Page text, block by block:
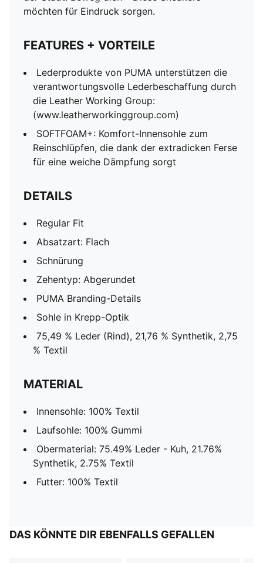
möchten für Eindruck sorgen.
FEATURES + VORTEILE
Lederprodukte von PUMA unterstützen die
verantwortungsvolle Lederbeschaffung durch
die Leather Working Group:
(www.leatherworkinggroup.com)
SOFTFOAM+: Komfort-Innensohle zum
Reinschlüpfen, die dank der extradicken Ferse
für eine weiche Dämpfung sorgt
DETAILS
Regular Fit
Absatzart: Flach
Schnürung
Zehentyp: Abgerundet
PUMA Branding-Details
Sohle in Krepp-Optik
75,49 % Leder (Rind), 21,76 % Synthetik, 2,75
% Textil
MATERIAL
Innensohle: 100% Textil
Laufsohle: 100% Gummi
Obermaterial: 75.49% Leder - Kuh, 21.76%
Synthetik, 2.75% Textil
Futter: 100% Textil
DAS KÖNNTE DIR EBENFALLS GEFALLEN